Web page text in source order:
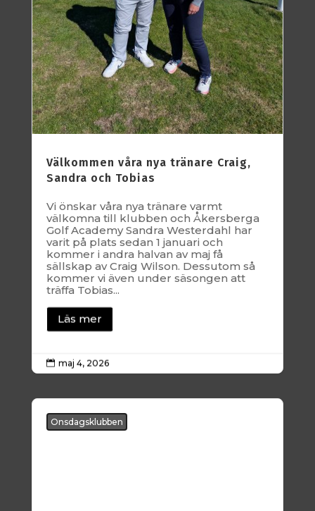
Välkommen våra nya tränare Craig,
Sandra och Tobias
Vi önskar våra nya tränare varmt
välkomna till klubben och Åkersberga
Golf Academy Sandra Westerdahl har
varit på plats sedan 1 januari och
kommer i andra halvan av maj få
sällskap av Craig Wilson. Dessutom så
kommer vi även under säsongen att
träffa Tobias...
Läs mer
 maj 4, 2026
Onsdagsklubben